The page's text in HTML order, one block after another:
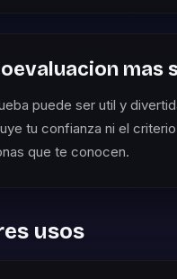
mas
puede ser util y
tu confianza ni el
que te conocen.
usos